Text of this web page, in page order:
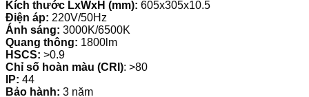
Kích thước LxWxH (mm): 605x305x10.5
Điện áp: 220V/50Hz
Ánh sáng: 3000K/6500K
Quang thông: 1800lm
HSCS: >0.9
Chỉ số hoàn màu (CRI): >80
IP: 44
Bảo hành: 3 năm